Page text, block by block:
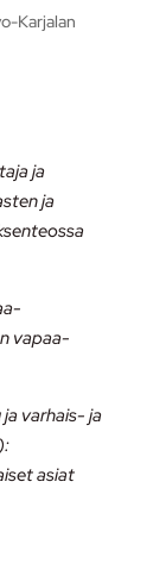
Karjalan
ja
ja
vapaa-
varhais- ja
asiat